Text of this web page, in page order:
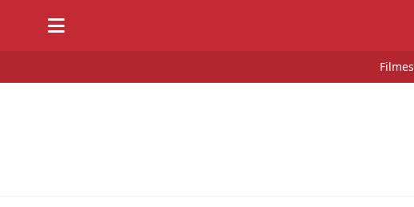
Filmes